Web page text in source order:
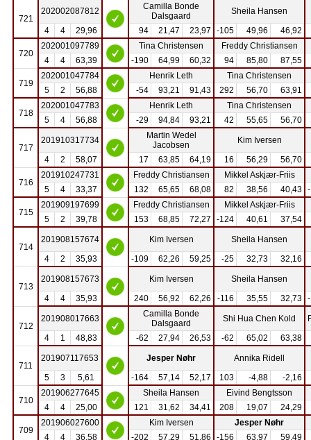
721
202002087812
Camilla Bonde
Dalsgaard
Sheila Hansen
4
4 29,96 94 21,47 23,97 -105 49,96 46,92
720
202001097789 Tina Christensen
Freddy Christiansen
4
4 63,39 -190 64,99 60,32 94 85,80 87,55
719
202001047784 Henrik Leth
Tina Christensen
5
2 56,88 -54 93,21 91,43 292 56,70 63,91
718
202001047783 Henrik Leth
Tina Christensen
5
4 56,88 -29 94,84 93,21 42 55,65 56,70
717
201910317734
Martin Wedel
Jacobsen
Kim Iversen
4
2 58,07 17 63,85 64,19 16 56,29 56,70
716
201910247731 Freddy Christiansen
Mikkel Askjær-Friis
5
4 33,37 132 65,65 68,08 82 38,56 40,43
715
201909197699 Freddy Christiansen
Mikkel Askjær-Friis
5
2 39,78 153 68,85 72,27 -124 40,61 37,54
714
201908157674 Kim Iversen
Sheila Hansen
4
2 35,93 -109 62,26 59,25 -25 32,73 32,16
713
201908157673 Kim Iversen
Sheila Hansen
4
4 35,93 240 56,92 62,26 -116 35,55 32,73
712
201908017663
Camilla Bonde
Dalsgaard
Shi Hua Chen Kold
4
1 48,83 -62 27,94 26,53 -62 65,02 63,38
711
201907117653 Jesper Nøhr
Annika Ridell
5
3 5,61 -164 57,14 52,17 103 -4,88 -2,16
710
201906277645 Sheila Hansen
Eivind Bengtsson
4
4 25,00 121 31,62 34,41 208 19,07 24,29
709
201906027600 Kim Iversen
Jesper Nøhr
4
4 36,58 -202 57,29 51,86 -156 63,97 59,49